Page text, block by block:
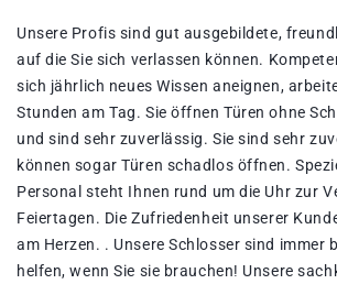
Unsere Profis sind gut ausgebildete,
auf die Sie sich verlassen können.
sich jährlich neues Wissen aneignen,
Stunden am Tag. Sie öffnen Türen ohne
und sind sehr zuverlässig. Sie sind sehr
können sogar Türen schadlos öffnen.
Personal steht Ihnen rund um die Uhr zur
Feiertagen. Die Zufriedenheit unserer
am Herzen. . Unsere Schlosser sind immer
helfen, wenn Sie sie brauchen! Unsere